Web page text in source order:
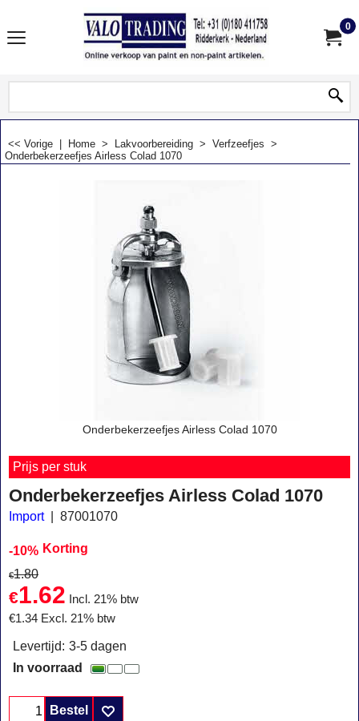
0
<< Vorige Home > Lakvoorbereiding > Verfzeefjes >
Onderbekerzeefjes Airless Colad 1070
Onderbekerzeefjes Airless Colad 1070
Prijs per stuk
Onderbekerzeefjes Airless Colad 1070
Import 87001070
-10% Korting
€1.80
€1.62
Incl. 21% btw
€1.34 Excl. 21% btw
Levertijd: 3-5 dagen
In voorraad
Bestel